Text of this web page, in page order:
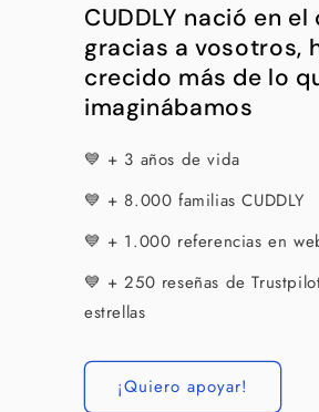
CUDDLY nació en el
gracias a vosotros,
crecido más de lo
imaginábamos
💙 + 3 años de vida
💙 + 8.000 familias CUDDLY
💙 + 1.000 referencias en
💙 + 250 reseñas de
estrellas
¡Quiero apoyar!